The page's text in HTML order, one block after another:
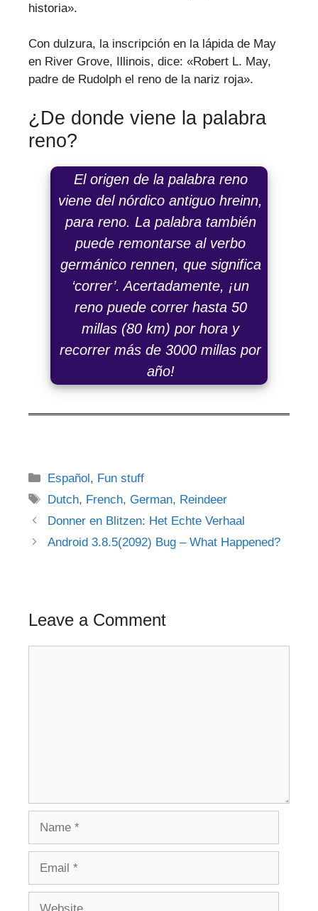
historia».
Con dulzura, la inscripción en la lápida de May
en River Grove, Illinois, dice: «Robert L. May,
padre de Rudolph el reno de la nariz roja».
¿De donde viene la palabra
reno?
El origen de la palabra reno
viene del nórdico antiguohreinn,
para reno. La palabra también
puede remontarse al verbo
germánico rennen, que significa
‘correr’. Acertadamente, ¡un
reno puede correr hasta 50
millas (80 km) por hora y
recorrer más de 3000 millas por
año!
Categories
Español, Fun stuff
Tags
Dutch, French,German, Reindeer
Post
navigation
Donner en Blitzen: Het Echte Verhaal
Android 3.8.5(2092) Bug – What Happened?
Leave a Comment